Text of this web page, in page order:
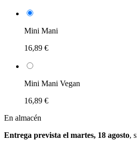
Mini Mani
16,89 €
Mini Mani Vegan
16,89 €
En almacén
Entrega prevista el martes, 18 agosto,